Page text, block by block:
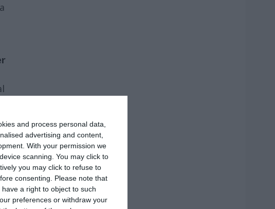
and process personal data,
advertising and content,
With your permission we
scanning. You may click to
you may click to refuse to
consenting.
Please note that
a right to object to such
preferences or withdraw your